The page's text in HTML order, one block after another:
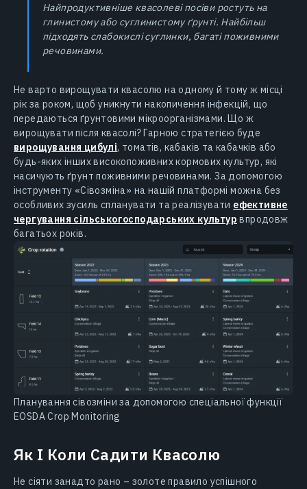
Найпродуктивніше квасолеві посіви ростуть на
глинистому або суглинистому ґрунті. Найбільш
підходять слабокислі суглинки, багаті поживними
речовинами.
Не варто вирощувати квасолю на одному й тому ж місці
рік за роком, щоб уникнути накопичення інфекцій, що
передаються ґрунтовими мікроорганізмами. Що ж
вирощувати після квасолі? Гарною стратегією буде
вирощування цибулі, томатів, кабаків та кабачків або
будь-яких інших високопоживних кормових культур, які
насичують ґрунт поживними речовинами. За допомогою
інструменту «Сівозміна» на нашій платформі можна без
особливих зусиль спланувати та реалізувати ефективне
чергування сільськогосподарських культур впродовж
багатьох років.
Планування сівозміни за допомогою спеціальної функції
EOSDA Crop Monitoring
Як I Коли Садити Квасолю
Не сіяти занадто рано – золоте правило успішного